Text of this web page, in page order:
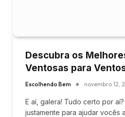
Descubra os
Ventosas para
Escolhendo Bem novembro 12,
E aí, galera! Tudo certo por
justamente para ajudar vocês